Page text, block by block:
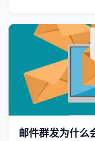
邮件群发为什么